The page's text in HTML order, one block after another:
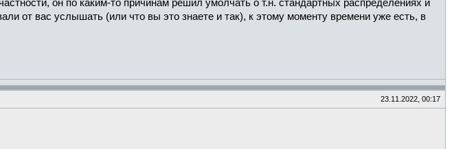
он по каким-то причинам решил умолчать о т.н. стандартных распределениях и
от вас услышать (или что вы это знаете и так), к этому моменту времени уже есть, в
23.11.2022, 00:17